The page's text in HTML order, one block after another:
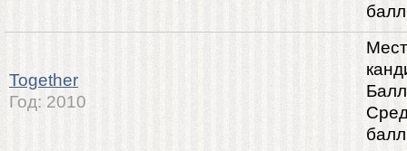
Together
Год: 2010